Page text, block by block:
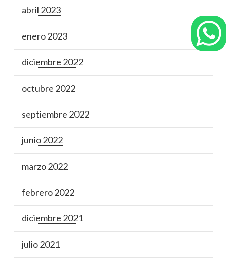
abril 2023
enero 2023
diciembre 2022
octubre 2022
septiembre 2022
junio 2022
marzo 2022
febrero 2022
diciembre 2021
julio 2021